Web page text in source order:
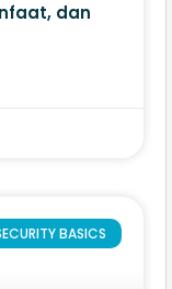
dan
BASICS